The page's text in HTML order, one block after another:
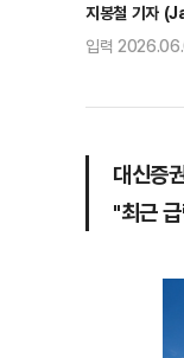
지봉철 기자
입력
대신증
"최근